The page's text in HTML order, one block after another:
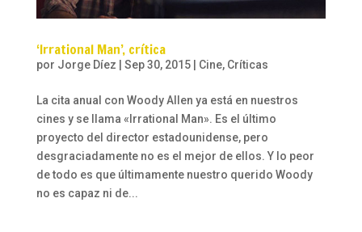
‘Irrational Man’, crítica
por Jorge Díez Sep 30, 2015| Cine, Críticas
La cita anual con Woody Allen ya está en nuestros
cines y se llama «Irrational Man». Es el último
proyecto del director estadounidense, pero
desgraciadamente no es el mejor de ellos. Y lo peor
de todo es que últimamente nuestro querido Woody
no es capaz ni de...